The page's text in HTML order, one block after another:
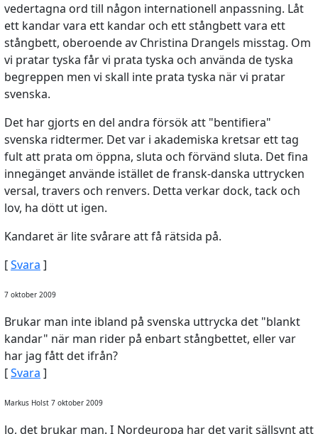
vedertagna ord till någon internationell anpassning. Låt
ett kandar vara ett kandar och ett stångbett vara ett
stångbett, oberoende av Christina Drangels misstag. Om
vi pratar tyska får vi prata tyska och använda de tyska
begreppen men vi skall inte prata tyska när vi pratar
svenska.
Det har gjorts en del andra försök att "bentifiera"
svenska ridtermer. Det var i akademiska kretsar ett tag
fult att prata om öppna, sluta och förvänd sluta. Det fina
innegänget använde istället de fransk-danska uttrycken
versal, travers och renvers. Detta verkar dock, tack och
lov, ha dött ut igen.
Kandaret är lite svårare att få rätsida på.
[Svara ]
7 oktober 2009
Brukar man inte ibland på svenska uttrycka det "blankt
kandar" när man rider på enbart stångbettet, eller var
har jag fått det ifrån?
[Svara ]
Markus Holst 7 oktober 2009
Jo, det brukar man. I Nordeuropa har det varit sällsynt att